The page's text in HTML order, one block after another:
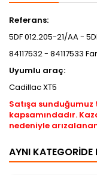
Referans:
5DF 012.205-21/AA -
84117532 - 84117533
Uyumlu araç:
Cadillac XT5
Satışa
kapsamındadır.
nedeniyle
AYNI KATEGORIDE